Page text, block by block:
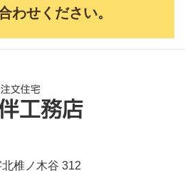
わせください。
椎ノ木谷 312